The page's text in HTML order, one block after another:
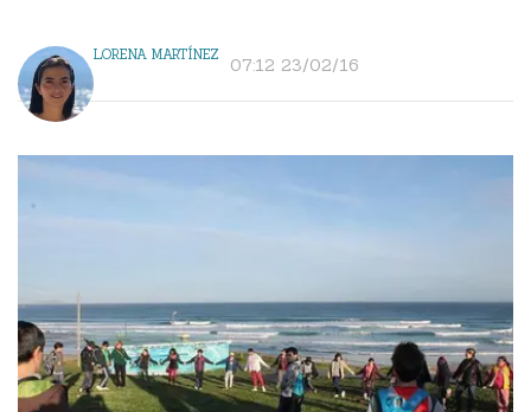
LORENA MARTÍNEZ 07:12 23/02/16